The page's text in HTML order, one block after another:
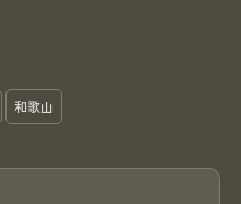
和歌山